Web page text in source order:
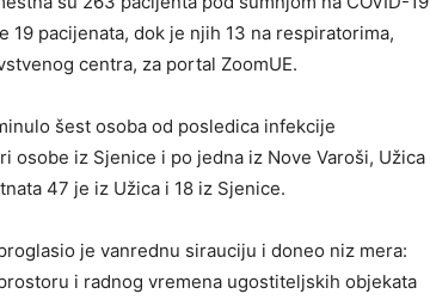
pacijenata, dok je njih 13 na respiratorima,
centra, za portal ZoomUE.
šest osoba od posledica infekcije
iz Sjenice i po jedna iz Nove Varoši, Užica
47 je iz Užica i 18 iz Sjenice.
je vanrednu sirauciju i doneo niz mera:
i radnog vremena ugostiteljskih objekata